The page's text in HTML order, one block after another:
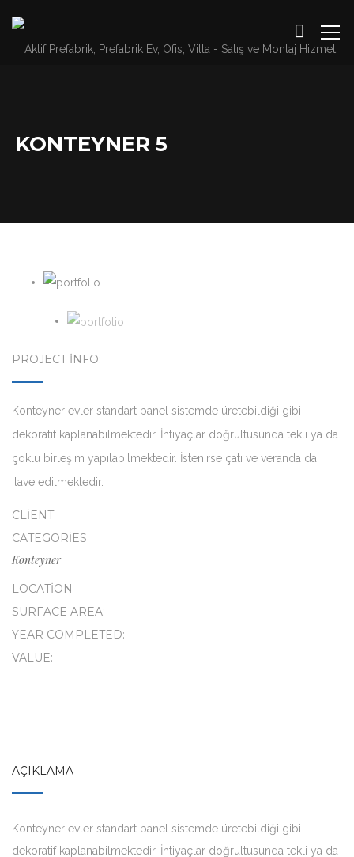
KONTEYNER 5
PROJECT INFO:
Konteyner evler standart panel sistemde üretebildiği gibi
dekoratif kaplanabilmektedir. İhtiyaçlar doğrultusunda tekli ya da
çoklu birleşim yapılabilmektedir. İstenirse çatı ve veranda da
ilave edilmektedir.
CLIENT
CATEGORIES
Konteyner
LOCATION
SURFACE AREA:
YEAR COMPLETED:
VALUE:
AÇIKLAMA
Konteyner evler standart panel sistemde üretebildiği gibi
dekoratif kaplanabilmektedir. İhtiyaçlar doğrultusunda tekli ya da